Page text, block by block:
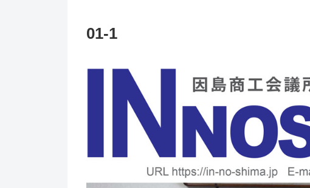
01-1